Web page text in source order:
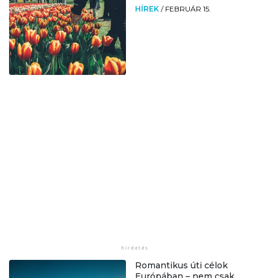
HÍREK / FEBRUÁR 15.
Romantikus úti célok